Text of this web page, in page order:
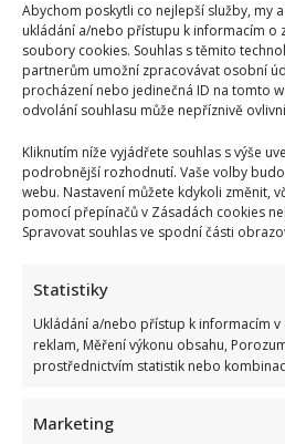
Abychom poskytli co nejlepší služby, my
ukládání a/nebo přístupu k informacím o
soubory cookies. Souhlas s těmito
partnerům umožní zpracovávat osobní
procházení nebo jedinečná ID na tomto
odvolání souhlasu může nepříznivě
Kliknutím níže vyjádřete souhlas s výše
podrobnější rozhodnutí. Vaše volby
webu. Nastavení můžete kdykoli změnit,
pomocí přepínačů v Zásadách cookies
Spravovat souhlas ve spodní části
Statistiky
Ukládání a/nebo přístup k informacím v
reklam, Měření výkonu obsahu,
prostřednictvím statistik nebo
Marketing